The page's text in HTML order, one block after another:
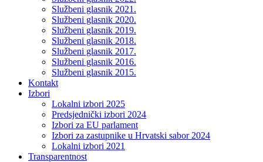
Službeni glasnik 2021.
Službeni glasnik 2020.
Službeni glasnik 2019.
Službeni glasnik 2018.
Službeni glasnik 2017.
Službeni glasnik 2016.
Službeni glasnik 2015.
Kontakt
Izbori
Lokalni izbori 2025
Predsjednički izbori 2024
Izbori za EU parlament
Izbori za zastupnike u Hrvatski sabor 2024
Lokalni izbori 2021
Transparentnost